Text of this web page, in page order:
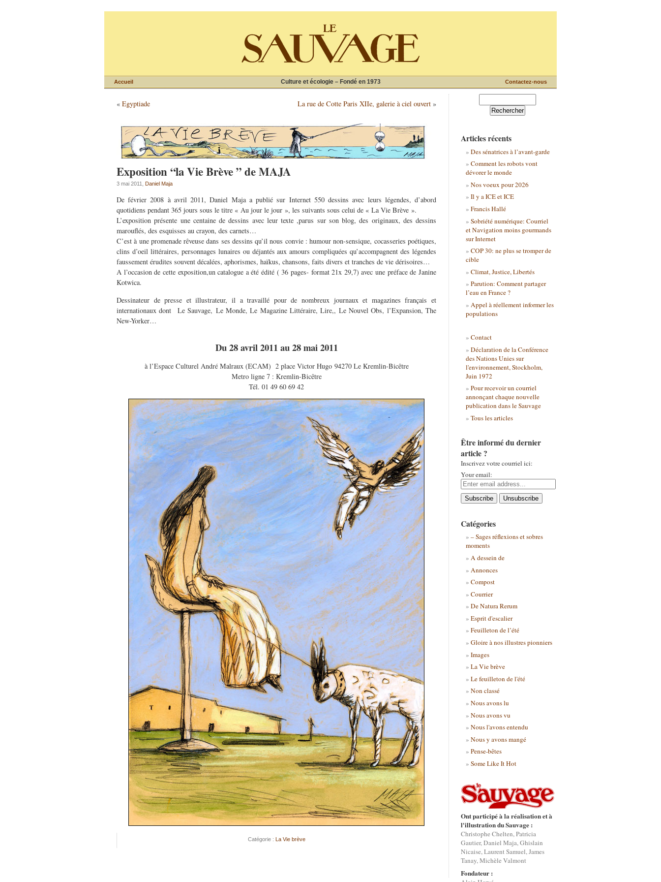
Culture et écologie – Fondé en 1973
Accueil Contactez-nous
« Egyptiade La rue de Cotte Paris XIIe, galerie à ciel ouvert »
Exposition “la Vie Brève ” de MAJA
3 mai 2011, Daniel Maja
De février 2008 à avril 2011, Daniel Maja a publié sur Internet 550 dessins avec leurs légendes, d’abord
quotidiens pendant 365 jours sous le titre « Au jour le jour », les suivants sous celui de « La Vie Brève ».
L’exposition présente une centaine de dessins avec leur texte ,parus sur son blog, des originaux, des dessins
marouflés, des esquisses au crayon, des carnets…
C’est à une promenade rêveuse dans ses dessins qu’il nous convie : humour non-sensique, cocasseries poétiques,
clins d’oeil littéraires, personnages lunaires ou déjantés aux amours compliquées qu’accompagnent des légendes
faussement érudites souvent décalées, aphorismes, haïkus, chansons, faits divers et tranches de vie dérisoires…
A l’occasion de cette exposition,un catalogue a été édité ( 36 pages- format 21x 29,7) avec une préface de Janine
Kotwica.
Dessinateur de presse et illustrateur, il a travaillé pour de nombreux journaux et magazines français et
internationaux dont Le Sauvage, Le Monde, Le Magazine Littéraire, Lire,, Le Nouvel Obs, l’Expansion, The
New-Yorker…
Du 28 avril 2011 au 28 mai 2011
à l’Espace Culturel André Malraux (ECAM) 2 place Victor Hugo 94270 Le Kremlin-Bicêtre
Metro ligne 7 : Kremlin-Bicêtre
Tél. 01 49 60 69 42
Catégorie : La Vie brève
Articles récents
Des sénatrices à l’avant-garde
Comment les robots vont
dévorer le monde
Nos voeux pour 2026
Il y a ICE et ICE
Francis Hallé
Sobriété numérique: Courriel
et Navigation moins gourmands
sur Internet
COP 30: ne plus se tromper de
cible
Climat, Justice, Libertés
Parution: Comment partager
l’eau en France ?
Appel à réellement informer les
populations
Contact
Déclaration de la Conférence
des Nations Unies sur
l'environnement, Stockholm,
Juin 1972
Pour recevoir un courriel
annonçant chaque nouvelle
publication dans le Sauvage
Tous les articles
Être informé du dernier
article ?
Inscrivez votre courriel ici:
Your email:
Catégories
– Sages réflexions et sobres
moments
A dessein de
Annonces
Compost
Courrier
De Natura Rerum
Esprit d'escalier
Feuilleton de l’été
Gloire à nos illustres pionniers
Images
La Vie brève
Le feuilleton de l'été
Non classé
Nous avons lu
Nous avons vu
Nous l'avons entendu
Nous y avons mangé
Pense-bêtes
Some Like It Hot
Ont participé à la réalisation et à
l'illustration du Sauvage :
Christophe Chelten, Patricia
Gautier, Daniel Maja, Ghislain
Nicaise, Laurent Samuel, James
Tanay, Michèle Valmont
Fondateur :